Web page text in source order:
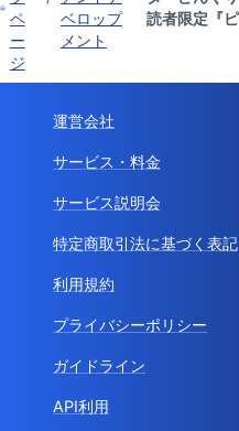
ペ
ー
ジ
ベロップ
メント
読者限定『
運営会社
サービス・料金
サービス説明会
特定商取引法に基づく表記
利用規約
プライバシーポリシー
ガイドライン
API利用